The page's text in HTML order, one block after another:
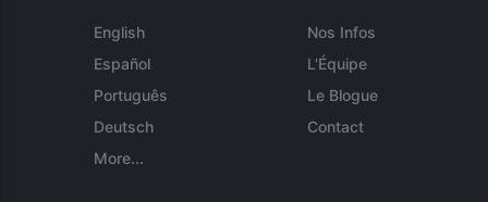
English
Español
Português
Deutsch
More...
Nos Infos
L'Équipe
Le Blogue
Contact